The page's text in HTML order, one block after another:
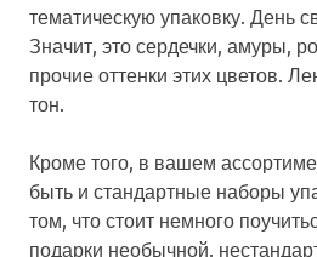
тематическую упаковку. День
Значит, это сердечки, амуры,
прочие оттенки этих цветов.
тон.
Кроме того, в вашем
быть и стандартные наборы
том, что стоит немного
подарки необычной,